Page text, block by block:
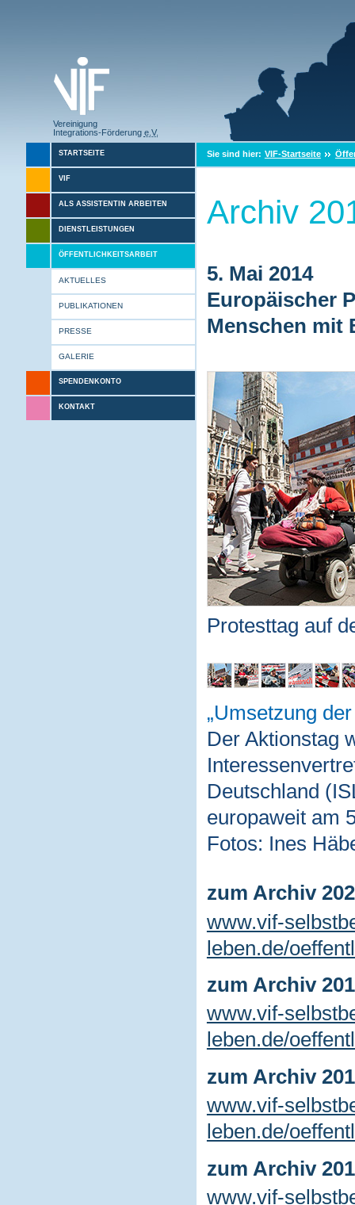
Vereinigung
Integrations-Förderung e.V.
STARTSEITE
VIF
ALS ASSISTENTIN ARBEITEN
DIENSTLEISTUNGEN
ÖFFENTLICHKEITSARBEIT
AKTUELLES
PUBLIKATIONEN
PRESSE
GALERIE
SPENDENKONTO
KONTAKT
Sie sind hier: VIF-Startseite
Archiv
5. Mai 2014
Europäischer
Menschen mit
Protesttag auf
Umsetzung
Der Aktionstag
Deutschland
europaweit am
Fotos: Ines
zum Archiv
www.vif-
leben.de/
zum Archiv
www.vif-
leben.de/
zum Archiv
www.vif-
leben.de/
zum Archiv
www.vif-